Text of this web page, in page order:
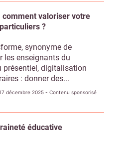
comment valoriser votre
?
synonyme de
les enseignants du
présentiel, digitalisation
: donner des...
décembre 2025 - Contenu sponsorisé
éducative